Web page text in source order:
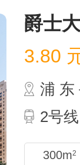
爵士
3.80
浦 东
2号
300m2